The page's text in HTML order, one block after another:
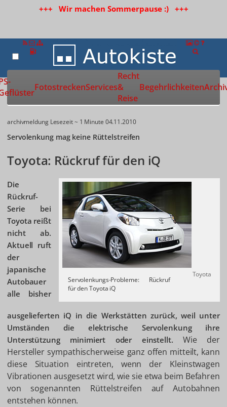
+++ Wir machen Sommerpause :) +++
Zur Startseite
FotostreckenServices
Recht
&
Reise
Begehrlichkeiten
archivmeldung Lesezeit ~ 1 Minute 04.11.2010
Servolenkung mag keine Rüttelstreifen
Toyota: Rückruf für den iQ
Toyota
Servolenkungs-Probleme: Rückruf
für den Toyota iQ
Die
Rückruf-
Serie bei
Toyota reißt
nicht ab.
Aktuell ruft
der
japanische
Autobauer
alle bisher
ausgelieferten iQ in die Werkstätten zurück, weil unter
Umständen die elektrische Servolenkung ihre
Unterstützung minimiert oder einstellt.Wie der
Hersteller sympathischerweise ganz offen mitteilt, kann
diese Situation eintreten, wenn der Kleinstwagen
Vibrationen ausgesetzt wird, wie sie etwa beim Befahren
von sogenannten Rüttelstreifen auf Autobahnen
entstehen können.